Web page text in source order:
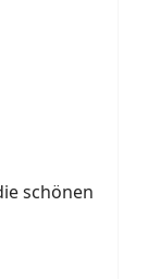
schönen